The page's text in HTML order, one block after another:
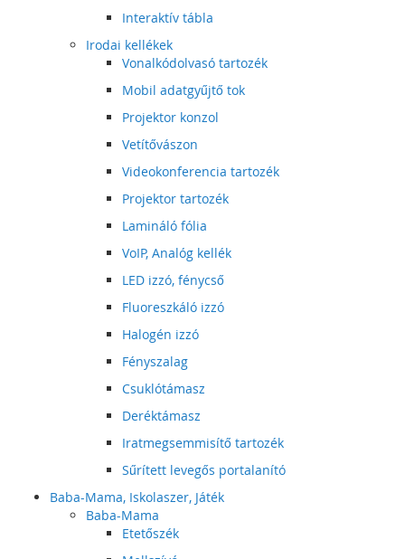
Interaktív tábla
Irodai kellékek
Vonalkódolvasó tartozék
Mobil adatgyűjtő tok
Projektor konzol
Vetítővászon
Videokonferencia tartozék
Projektor tartozék
Lamináló fólia
VoIP, Analóg kellék
LED izzó, fénycső
Fluoreszkáló izzó
Halogén izzó
Fényszalag
Csuklótámasz
Deréktámasz
Iratmegsemmisítő tartozék
Sűrített levegős portalanító
Baba-Mama, Iskolaszer, Játék
Baba-Mama
Etetőszék